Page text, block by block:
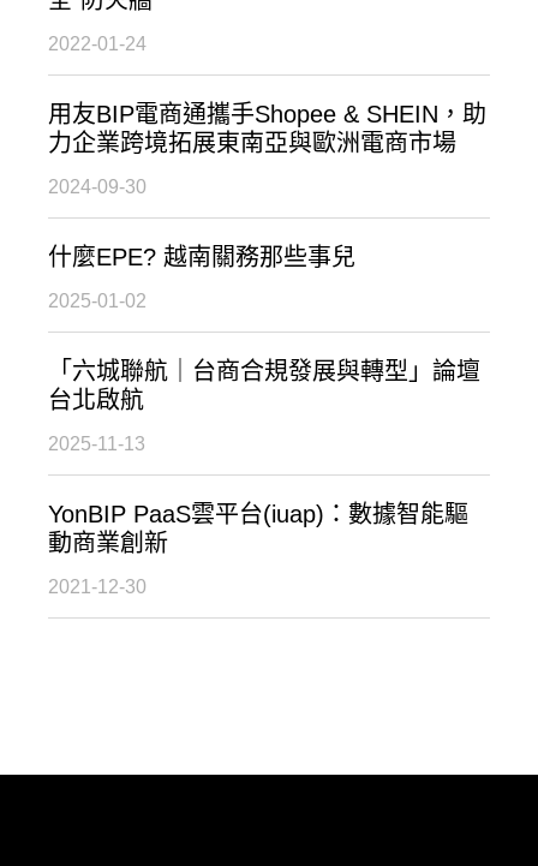
2022-01-24
用友BIP電商通攜手Shopee & SHEIN，助
力企業跨境拓展東南亞與歐洲電商市場
2024-09-30
什麼EPE? 越南關務那些事兒
2025-01-02
「六城聯航｜台商合規發展與轉型」論壇
台北啟航
2025-11-13
YonBIP PaaS雲平台(iuap)：數據智能驅
動商業創新
2021-12-30